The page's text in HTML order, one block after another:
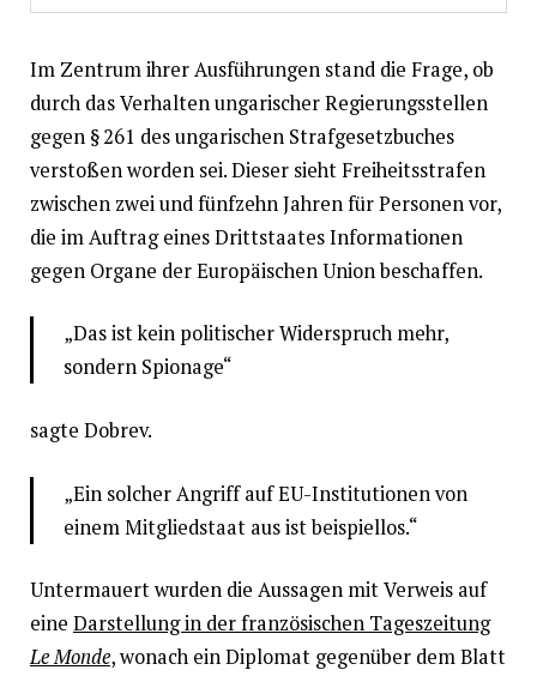
Im Zentrum ihrer Ausführungen stand die Frage, ob
durch das Verhalten ungarischer Regierungsstellen
gegen § 261 des ungarischen Strafgesetzbuches
verstoßen worden sei. Dieser sieht Freiheitsstrafen
zwischen zwei und fünfzehn Jahren für Personen vor,
die im Auftrag eines Drittstaates Informationen
gegen Organe der Europäischen Union beschaffen.
„Das ist kein politischer Widerspruch mehr,
sondern Spionage“
sagte Dobrev.
„Ein solcher Angriff auf EU-Institutionen von
einem Mitgliedstaat aus ist beispiellos.“
Untermauert wurden die Aussagen mit Verweis auf
eine Darstellung in der französischen Tageszeitung
Le Monde, wonach ein Diplomat gegenüber dem Blatt